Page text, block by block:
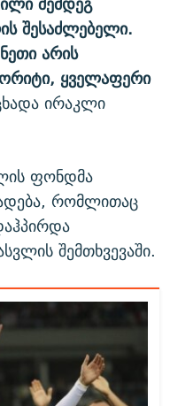
შესაძლებელი.
არის
ყველაფერი
ირაკლი
ფონდმა
რომლითაც
შემთხვევაში.